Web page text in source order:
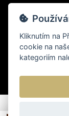
© 2026
Kliknutím na
cookie na našem eshopu.
kategoriím